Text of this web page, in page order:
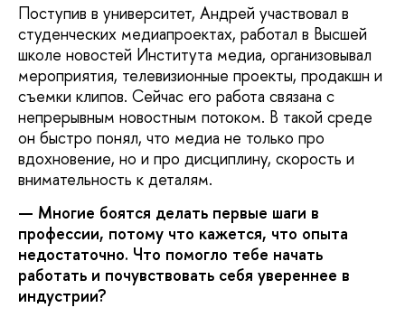
Поступив в университет, Андрей участвовал в
студенческих медиапроектах, работал в Высшей
школе новостей Института медиа, организовывал
мероприятия, телевизионные проекты, продакшн и
съемки клипов. Сейчас его работа связана с
непрерывным новостным потоком. В такой среде
он быстро понял, что медиа не только про
вдохновение, но и про дисциплину, скорость и
внимательность к деталям.
— Многие боятся делать первые шаги в
профессии, потому что кажется, что опыта
недостаточно. Что помогло тебе начать
работать и почувствовать себя увереннее в
индустрии?